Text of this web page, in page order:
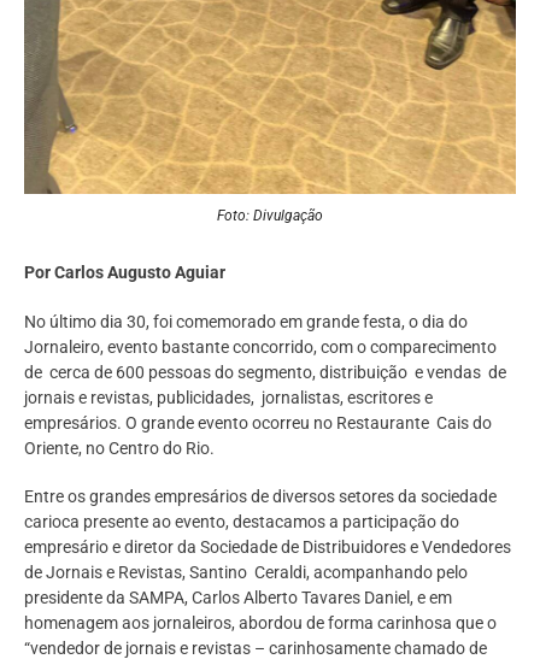
Foto: Divulgação
Por Carlos Augusto Aguiar
No último dia 30, foi comemorado em grande festa, o dia do
Jornaleiro, evento bastante concorrido, com o comparecimento
de cerca de 600 pessoas do segmento, distribuição e vendas de
jornais e revistas, publicidades, jornalistas, escritores e
empresários. O grande evento ocorreu no Restaurante Cais do
Oriente, no Centro do Rio.
Entre os grandes empresários de diversos setores da sociedade
carioca presente ao evento, destacamos a participação do
empresário e diretor da Sociedade de Distribuidores e Vendedores
de Jornais e Revistas, Santino Ceraldi, acompanhando pelo
presidente da SAMPA, Carlos Alberto Tavares Daniel, e em
homenagem aos jornaleiros, abordou de forma carinhosa que o
“vendedor de jornais e revistas – carinhosamente chamado de